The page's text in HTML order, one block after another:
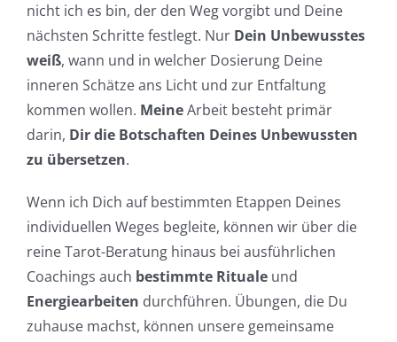
nicht ich es bin, der den Weg vorgibt und Deine
nächsten Schritte festlegt. Nur Dein Unbewusstes
weiß, wann und in welcher Dosierung Deine
inneren Schätze ans Licht und zur Entfaltung
kommen wollen. MeineArbeit besteht primär
darin, Dir die Botschaften Deines Unbewussten
zu übersetzen.
Wenn ich Dich auf bestimmten Etappen Deines
individuellen Weges begleite, können wir über die
reine Tarot-Beratung hinaus bei ausführlichen
Coachings auch bestimmte Ritualeund
Energiearbeiten durchführen. Übungen, die Du
zuhause machst, können unsere gemeinsame